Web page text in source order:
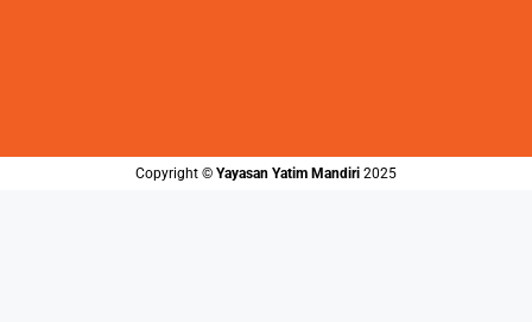
Copyright ©️ Yayasan Yatim Mandiri 2025